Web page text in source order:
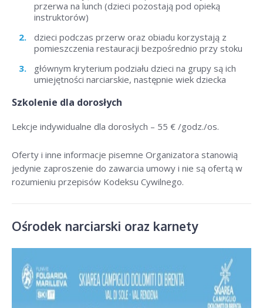
przerwa na lunch (dzieci pozostają pod opieką
instruktorów)
dzieci podczas przerw oraz obiadu korzystają z
pomieszczenia restauracji bezpośrednio przy stoku
głównym kryterium podziału dzieci na grupy są ich
umiejętności narciarskie, następnie wiek dziecka
Szkolenie dla dorosłych
Lekcje indywidualne dla dorosłych – 55 € /godz./os.
Oferty i inne informacje pisemne Organizatora stanowią
jedynie zaproszenie do zawarcia umowy i nie są ofertą w
rozumieniu przepisów Kodeksu Cywilnego.
Ośrodek narciarski oraz karnety